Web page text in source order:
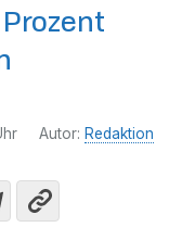
Autor: Redaktion